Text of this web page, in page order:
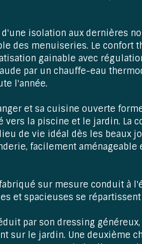
d'une isolation aux dernières
des menuiseries. Le confort
gainable avec
par un chauffe-eau
l'année.
et sa cuisine ouverte
vers la piscine et le jardin. La
de vie idéal dès les beaux
facilement aménageable
sur mesure conduit à
et spacieuses se
par son dressing
sur le jardin. Une deuxième